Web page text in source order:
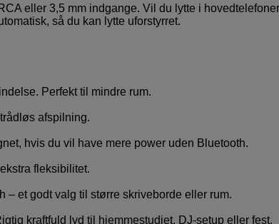
eller 3,5 mm indgange. Vil du lytte i
så du kan lytte uforstyrret.
Perfekt til mindre rum.
afspilning.
hvis du vil have mere power uden Bluetooth.
fleksibilitet.
et godt valg til større skriveborde eller rum.
kraftfuld lyd til hjemmestudiet, DJ-setup eller fest.